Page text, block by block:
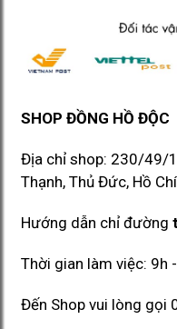
SHOP ĐỒNG HỒ ĐỘC
Địa chỉ shop: 230/49/
Thạnh, Thủ Đức, Hồ
Hướng dẫn chỉ đường
Thời gian làm việc: 9h
Đến Shop vui lòng gọi